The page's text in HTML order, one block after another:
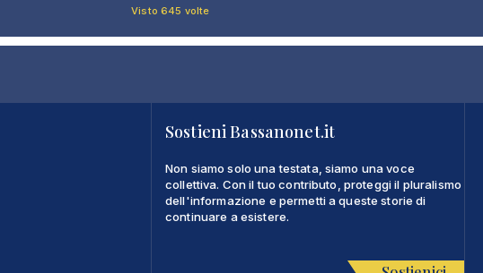
Visto 645 volte
Sostieni Bassanonet.it
Non siamo solo una testata, siamo una voce
collettiva. Con il tuo contributo, proteggi il pluralismo
dell'informazione e permetti a queste storie di
continuare a esistere.